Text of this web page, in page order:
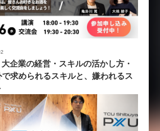
大企業の経営・スキルの活かし方・
求められるスキルと、嫌われるス